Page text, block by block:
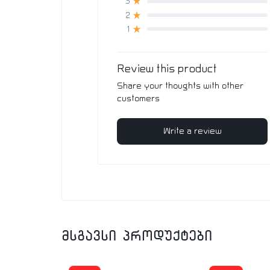
2
1
Review this product
Share your thoughts with other
customers
Write a review
მსგავსი პროდუქტები